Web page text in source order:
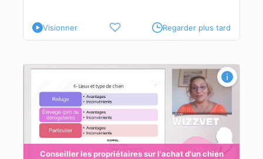
Visionner Regarder plus tard
Conseiller les propriétaires sur l'achat d'un chien